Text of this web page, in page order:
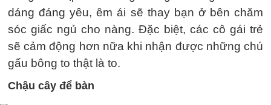
dáng đáng yêu, êm ái sẽ thay bạn ở bên chăm
sóc giấc ngủ cho nàng. Đặc biệt, các cô gái trẻ
sẽ cảm động hơn nữa khi nhận được những chú
gấu bông to thật là to.
Chậu cây để bàn